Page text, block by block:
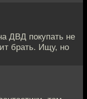
ДВД покупать не
брать. Ищу, но